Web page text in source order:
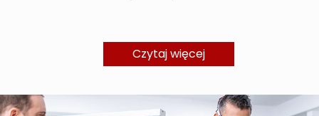
Czytaj więcej